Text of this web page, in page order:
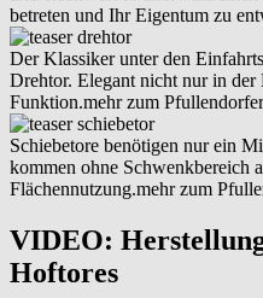
betreten und Ihr Eigentum zu
Der Klassiker unter den
Drehtor. Elegant nicht nur in der
Funktion.mehr zum
Schiebetore benötigen nur ein
kommen ohne Schwenkbereich
Flächennutzung.mehr zum
VIDEO:
Hoftores